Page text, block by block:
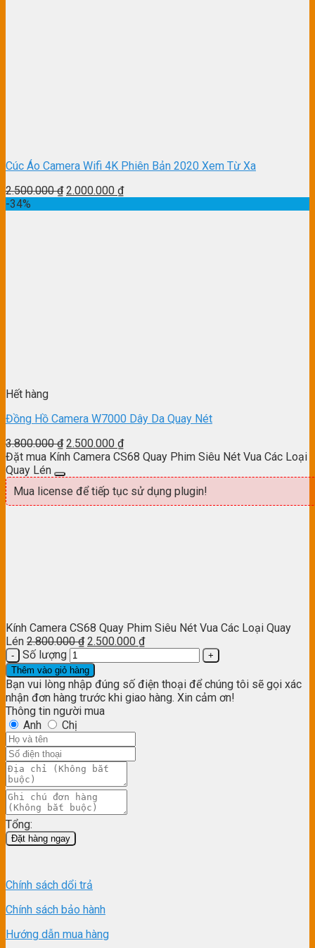
Cúc Áo Camera Wifi 4K Phiên Bản 2020 Xem Từ Xa
2.500.000₫ 2.000.000 ₫
-34%
Hết hàng
Đồng Hồ Camera W7000 Dây Da Quay Nét
3.800.000₫ 2.500.000 ₫
Đặt mua Kính Camera CS68 Quay Phim Siêu Nét Vua Các Loại
Quay Lén
Mua license để tiếp tục sử dụng plugin!
Kính Camera CS68 Quay Phim Siêu Nét Vua Các Loại Quay
Lén 2.800.000₫ 2.500.000 ₫
Số lượng
Thêm vào giỏ hàng
Bạn vui lòng nhập đúng số điện thoại để chúng tôi sẽ gọi xác
nhận đơn hàng trước khi giao hàng. Xin cảm ơn!
Thông tin người mua
Anh
Chị
Tổng:
Đặt hàng ngay
Chính sách dổi trả
Chính sách bảo hành
Hướng dẫn mua hàng